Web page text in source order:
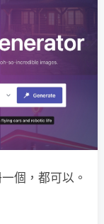
個，都可以。